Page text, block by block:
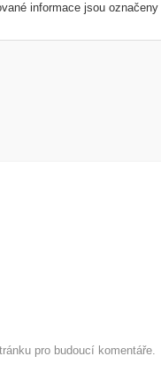
informace jsou označeny
pro budoucí komentáře.